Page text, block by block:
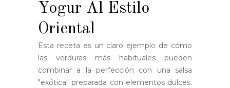
Yogur Al Estilo
Oriental
Esta receta es un claro ejemplo de cómo
las verduras más habituales pueden
combinar a la perfección con una salsa
"exótica" preparada con elementos dulces.